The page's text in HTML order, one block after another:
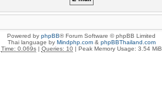
Powered by phpBB® Forum Software © phpBB Limited
Thai language by Mindphp.com& phpBBThailand.com
Time: 0.069s| Queries: 10| Peak Memory Usage: 3.54 MiB